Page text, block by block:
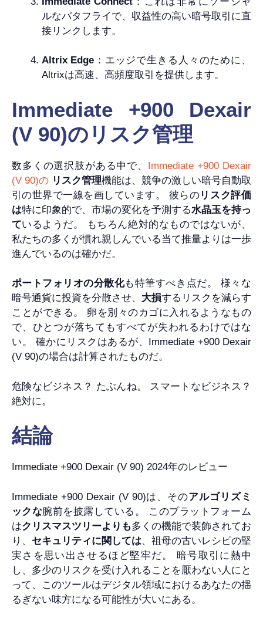
ルなバタフライで、収益性の高い暗号取引に直
接リンクします。
Altrix Edge ：エッジで生きる人々のために、
Altrixは高速、高頻度取引を提供します。
Immediate +900 Dexair
(V 90)のリスク管理
数多くの選択肢がある中で、 Immediate +900 Dexair
(V 90)の リスク管理機能は、競争の激しい暗号自動取
引の世界で一線を画しています。 彼らの リスク評価
は特に印象的で、市場の変化を予測する水晶玉を持っ
ているようだ。 もちろん絶対的なものではないが、
私たちの多くが慣れ親しんでいる当て推量よりは一歩
進んでいるのは確かだ。
ポートフォリオの分散化も特筆すべき点だ。 様々な
暗号通貨に投資を分散させ、 大損するリスクを減らす
ことができる。 卵を別々のカゴに入れるようなもの
で、ひとつが落ちてもすべてが失われるわけではな
い。 確かにリスクはあるが、Immediate +900 Dexair
(V 90)の場合は計算されたものだ。
危険なビジネス？ たぶんね。 スマートなビジネス？
絶対に。
結論
Immediate +900 Dexair (V 90) 2024年のレビュー
Immediate +900 Dexair (V 90)は、そのアルゴリズミ
ックな腕前を披露している。 このプラットフォーム
はクリスマスツリーよりも多くの機能で装飾されてお
り、 セキュリティに関しては、祖母の古いレシピの堅
実さを思い出させるほど堅牢だ。 暗号取引に熱中
し、多少のリスクを受け入れることを厭わない人にと
って、このツールはデジタル領域におけるあなたの揺
るぎない味方になる可能性が大いにある。